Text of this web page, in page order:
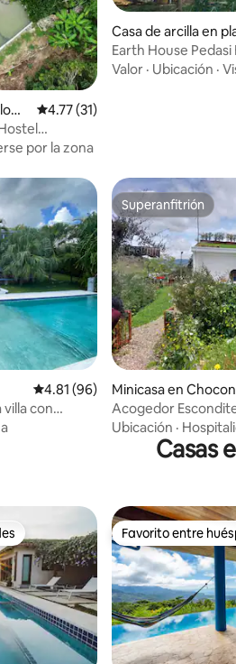
Calificación promedio: 4.77 de 5;
4.77 (31)
por la zona
Casa de arcilla en
enal pedasi
Earth House
Valor · Ubicación ·
Calificación promedio: 4.81 de
4.81 (96)
con
Superanfitrión
Superanfitrión
Minicasa en
Acogedor
Bogotá!
Ubicación ·
Casas
huéspedes Favorito entre
Favorito entre